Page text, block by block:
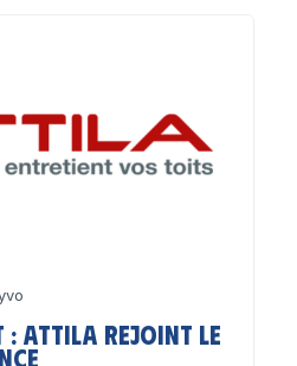
ATTILA rejoint le